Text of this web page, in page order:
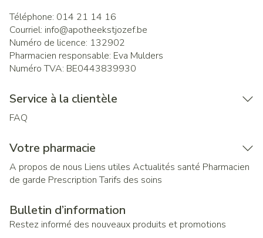
Téléphone: 014 21 14 16
Courriel: info@apotheekstjozef.be
Numéro de licence: 132902
Pharmacien responsable: Eva Mulders
Numéro TVA: BE0443839930
Service à la clientèle
FAQ
Votre pharmacie
A propos de nous Liens utiles Actualités santé Pharmacien
de garde Prescription Tarifs des soins
Bulletin d’information
Restez informé des nouveaux produits et promotions